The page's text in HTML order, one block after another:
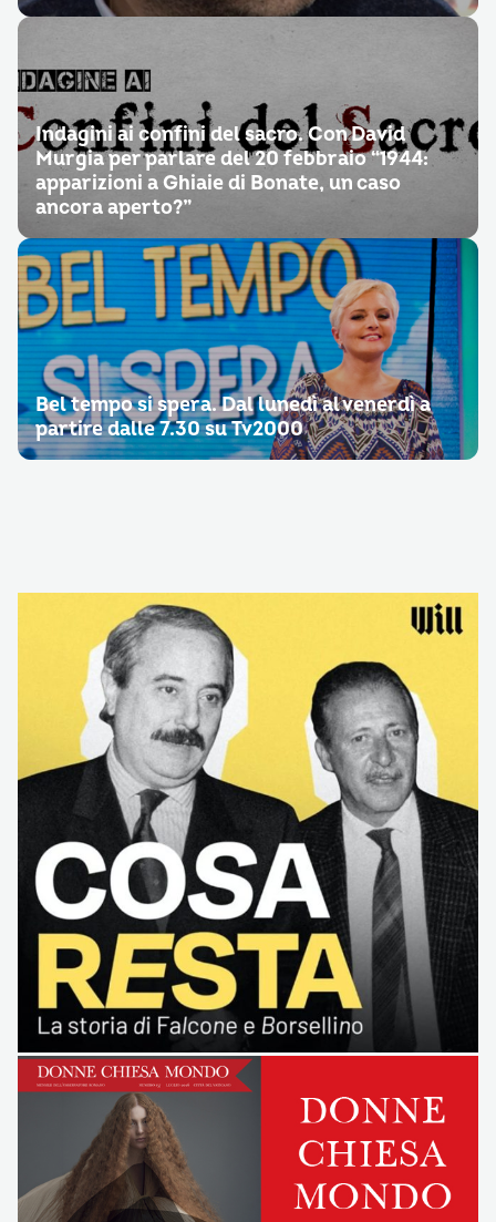
Indagini ai confini del sacro. Con David
Murgia per parlare del 20 febbraio “1944:
apparizioni a Ghiaie di Bonate, un caso
ancora aperto?”
Bel tempo si spera. Dal lunedì al venerdì a
partire dalle 7.30 su Tv2000